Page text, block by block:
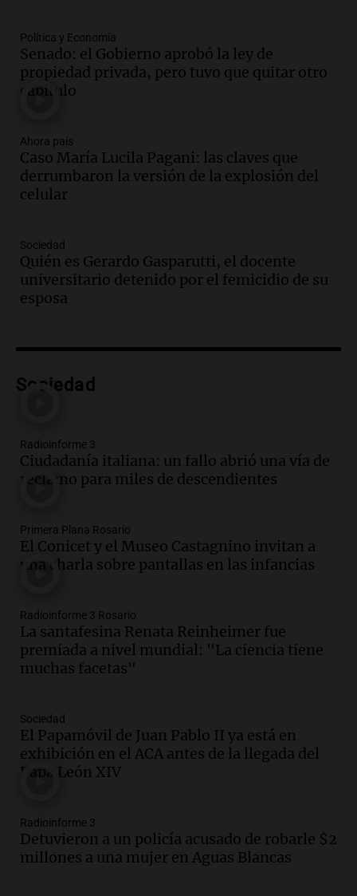
Audio.La santafesina Renata
Reinheimer fue premiada a nivel
mundial: "La ciencia tiene muchas
facetas"
Audio.
en la autopista Tucumán-Famagüeya
cerca del puente Marianela
Panorama Federal
Audio.
elementos robados en Rafaela durante
la madrugada del viernes
Córdoba: delincuentes escapados con
Panorama Federal
Inseguridad Rural convoca a
productores agropecuarios para
septiembre
Panorama Federal
Audio. Se aprueban modificaciones en el
régimen de expropiaciones y desalojos
tras sesión legislativa intensa
Audio. Ciudadanía italiana: un fallo
abrió una vía de reclamo para miles de
descendientes
Radioinforme 3
Audio.
comedores y merenderos comunitarios
para mejorar la asistencia alimentaria
Panorama Federal
de robarle $2 millones a una mujer en
Aguas Blancas
Radioinforme 3
Política y Economía
Senado: el Gobierno aprobó la ley de
propiedad privada, pero tuvo que quitar otro
capítulo
Ahora país
Caso María Lucila Pagani: las claves que
derrumbaron la versión de la explosión del
celular
Sociedad
Quién es Gerardo Gasparutti, el docente
universitario detenido por el femicidio de su
esposa
Sociedad
Radioinforme 3
Ciudadanía italiana: un fallo abrió una vía de
reclamo para miles de descendientes
Primera Plana Rosario
El Conicet y el Museo Castagnino invitan a
una charla sobre pantallas en las infancias
Radioinforme 3 Rosario
La santafesina Renata Reinheimer fue
premiada a nivel mundial: "La ciencia tiene
muchas facetas"
Sociedad
El Papamóvil de Juan Pablo II ya está en
exhibición en el ACA antes de la llegada del
Papa León XIV
Radioinforme 3
Detuvieron a un policía acusado de robarle $2
millones a una mujer en Aguas Blancas